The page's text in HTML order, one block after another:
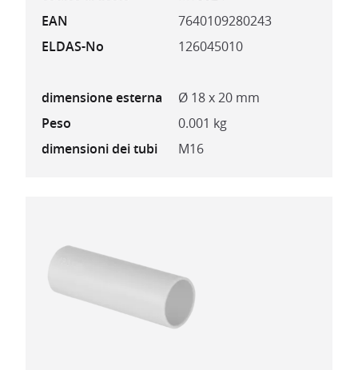
EAN
7640109280243
ELDAS-No
126045010
dimensione esterna
Ø 18 x 20 mm
Peso
0.001 kg
dimensioni dei tubi
M16